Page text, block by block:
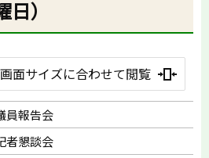
）
画面サイズに合わせて閲覧
員報告会
者懇談会